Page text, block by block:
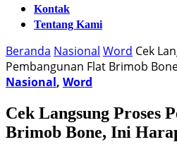
Kontak
Tentang Kami
Beranda Nasional Word Cek
Pembangunan Flat Brimob
Nasional, Word
Cek Langsung Proses
Brimob Bone, Ini